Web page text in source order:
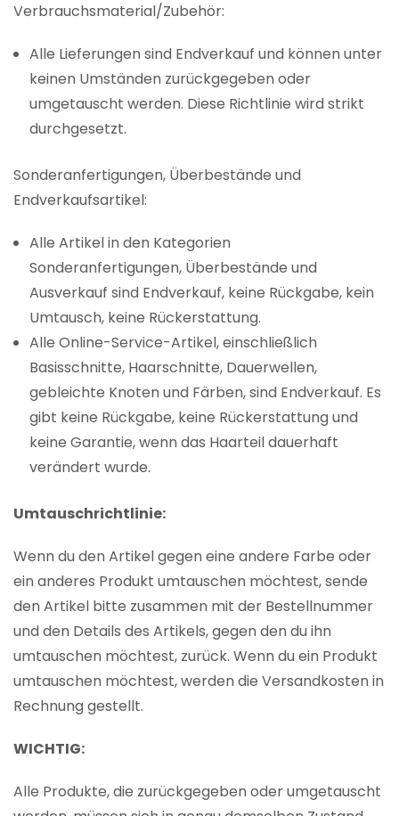
Verbrauchsmaterial/Zubehör:
Alle Lieferungen sind Endverkauf und können unter
keinen Umständen zurückgegeben oder
umgetauscht werden. Diese Richtlinie wird strikt
durchgesetzt.
Sonderanfertigungen, Überbestände und
Endverkaufsartikel:
Alle Artikel in den Kategorien
Sonderanfertigungen, Überbestände und
Ausverkauf sind Endverkauf, keine Rückgabe, kein
Umtausch, keine Rückerstattung.
Alle Online-Service-Artikel, einschließlich
Basisschnitte, Haarschnitte, Dauerwellen,
gebleichte Knoten und Färben, sind Endverkauf. Es
gibt keine Rückgabe, keine Rückerstattung und
keine Garantie, wenn das Haarteil dauerhaft
verändert wurde.
Umtauschrichtlinie:
Wenn du den Artikel gegen eine andere Farbe oder
ein anderes Produkt umtauschen möchtest, sende
den Artikel bitte zusammen mit der Bestellnummer
und den Details des Artikels, gegen den du ihn
umtauschen möchtest, zurück. Wenn du ein Produkt
umtauschen möchtest, werden die Versandkosten in
Rechnung gestellt.
WICHTIG:
Alle Produkte, die zurückgegeben oder umgetauscht